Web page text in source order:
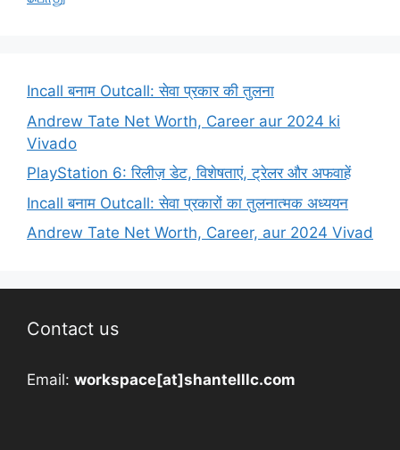
Incall बनाम Outcall: सेवा प्रकार की तुलना
Andrew Tate Net Worth, Career aur 2024 ki
Vivado
PlayStation 6: रिलीज़ डेट, विशेषताएं, ट्रेलर और अफवाहें
Incall बनाम Outcall: सेवा प्रकारों का तुलनात्मक अध्ययन
Andrew Tate Net Worth, Career, aur 2024 Vivad
Contact us
Email: workspace[at]shantelllc.com